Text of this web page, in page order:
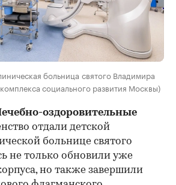
больница святого Владимира
социального развития Москвы)
оздоровительные
отдали детской
больнице святого
не только обновили уже
но также завершили